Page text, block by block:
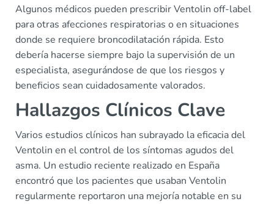
Algunos médicos pueden prescribir Ventolin off-label
para otras afecciones respiratorias o en situaciones
donde se requiere broncodilatación rápida. Esto
debería hacerse siempre bajo la supervisión de un
especialista, asegurándose de que los riesgos y
beneficios sean cuidadosamente valorados.
Hallazgos Clínicos Clave
Varios estudios clínicos han subrayado la eficacia del
Ventolin en el control de los síntomas agudos del
asma. Un estudio reciente realizado en España
encontró que los pacientes que usaban Ventolin
regularmente reportaron una mejoría notable en su